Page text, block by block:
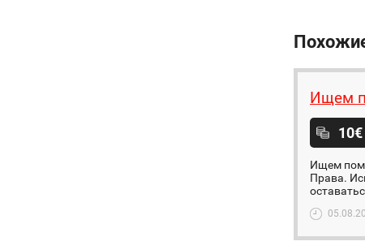
Ищем
Ищем
Права.